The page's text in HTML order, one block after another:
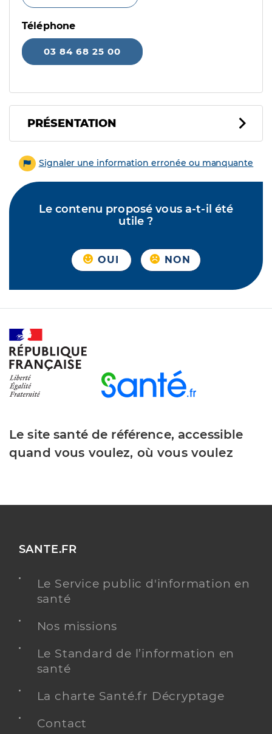
Téléphone
03 84 68 25 00
PRÉSENTATION
Signaler une information erronée ou manquante
Le contenu proposé vous a-t-il été
utile ?
OUI NON
Le site santé de référence, accessible
quand vous voulez, où vous voulez
SANTE.FR
Le Service public d'information en
santé
Nos missions
Le Standard de l’information en
santé
La charte Santé.fr Décryptage
Contact